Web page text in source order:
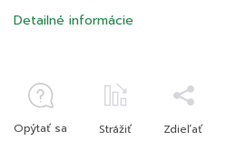
Detailné informácie
Opýtať sa Strážiť Zdieľať